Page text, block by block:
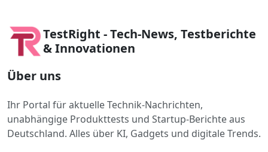
TestRight - Tech-News, Testberichte
& Innovationen
Über uns
Ihr Portal für aktuelle Technik-Nachrichten,
unabhängige Produkttests und Startup-Berichte aus
Deutschland. Alles über KI, Gadgets und digitale Trends.